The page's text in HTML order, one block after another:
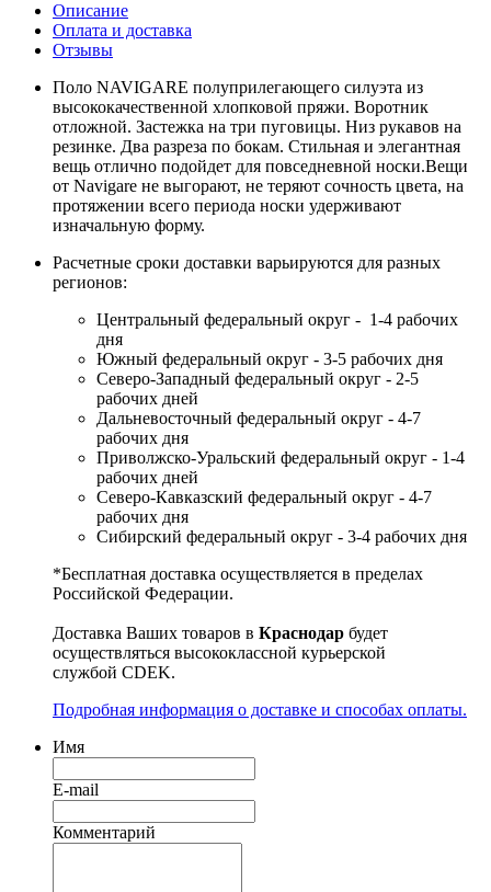
Описание
Оплата и доставка
Отзывы
Поло NAVIGARE полуприлегающего силуэта из
высококачественной хлопковой пряжи. Воротник
отложной. Застежка на три пуговицы. Низ рукавов на
резинке. Два разреза по бокам. Стильная и элегантная
вещь отлично подойдет для повседневной носки.Вещи
от Navigare не выгорают, не теряют сочность цвета, на
протяжении всего периода носки удерживают
изначальную форму.
Расчетные сроки доставки варьируются для разных
регионов:
Центральный федеральный округ - 1-4 рабочих
дня
Южный федеральный округ - 3-5 рабочих дня
Северо-Западный федеральный округ - 2-5
рабочих дней
Дальневосточный федеральный округ - 4-7
рабочих дня
Приволжско-Уральский федеральный округ - 1-4
рабочих дней
Северо-Кавказский федеральный округ - 4-7
рабочих дня
Сибирский федеральный округ - 3-4 рабочих дня
*Бесплатная доставка осуществляется в пределах
Российской Федерации.
Доставка Ваших товаров в Краснодар будет
осуществляться высококлассной курьерской
службой CDEK.
Подробная информация о доставке и способах оплаты.
Имя
E-mail
Комментарий